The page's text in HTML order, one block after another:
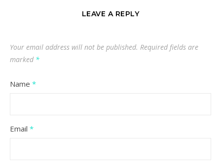
LEAVE A REPLY
Your email address will not be published. Required fields are
marked *
Name *
Email *